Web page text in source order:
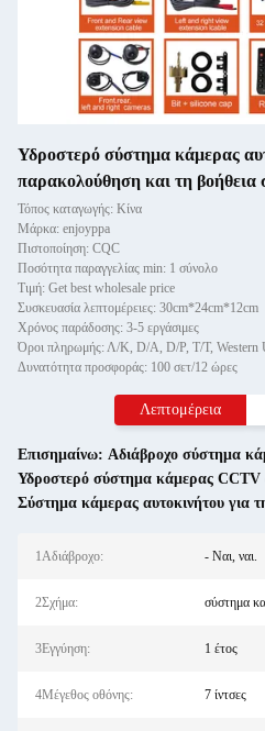
Υδροστερό σύστημα κάμερας
παρακολούθηση και τη βοήθεια
Τόπος καταγωγής: Κίνα
Μάρκα: enjoyppa
Πιστοποίηση: CQC
Ποσότητα παραγγελίας min: 1 σύνολο
Τιμή: Get best wholesale price
Συσκευασία λεπτομέρειες: 30cm*24cm*12cm
Χρόνος παράδοσης: 3-5 εργάσιμες
Όροι πληρωμής: Λ/Κ, D/A, D/P, T/T, Western
Δυνατότητα προσφοράς: 100 σετ/12 ώρες
Λεπτομέρεια
Επισημαίνω: Αδιάβροχο σύστημα
Υδροστερό σύστημα κάμερας CCTV
Σύστημα κάμερας αυτοκινήτου για
1Αδιάβροχο: - Ναι, ναι.
2Σχήμα: σύστημα
3Εγγύηση: 1 έτος
4Μέγεθος οθόνης: 7 ίντσες